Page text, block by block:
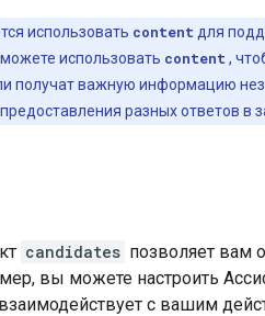
использовать content для
использовать content ,
получат важную информацию
разных ответов в
candidates позволяет вам
вы можете настроить
взаимодействует с вашим